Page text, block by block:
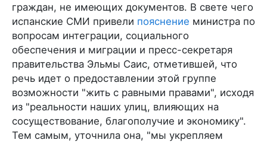
граждан, не имеющих документов. В свете чего
испанские СМИ привели пояснение министра по
вопросам интеграции, социального
обеспечения и миграции и пресс-секретаря
правительства Эльмы Саис, отметившей, что
речь идет о предоставлении этой группе
возможности "жить с равными правами", исходя
из "реальности наших улиц, влияющих на
сосуществование, благополучие и экономику".
Тем самым, уточнила она, "мы укрепляем